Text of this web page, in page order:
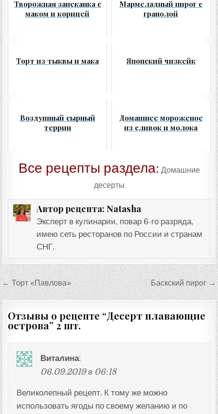
Творожная запеканка с
маком и корицей
Мармеладный пирог с
гранолой
Торт из тыквы и мака Японский чизкейк
Воздушный сырный
террин
Домашнее мороженое
из сливок и молока
Все рецепты раздела: Домашние
десерты
Автор рецепта: Natasha
Эксперт в кулинарии, повар 6-го разряда,
имею сеть ресторанов по России и странам
СНГ.
Навигация
по
записям
← Торт «Павлова» Баскский пирог →
Отзывы о рецепте “Десерт плавающие
острова” 2 шт.
Виталина:
06.09.2019 в 06:18
Великолепный рецепт. К тому же можно
использовать ягоды по своему желанию и по